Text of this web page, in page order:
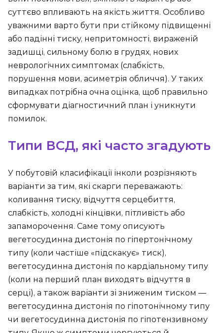
суттєво впливають на якість життя. Особливо
уважними варто бути при стійкому підвищенні
або падінні тиску, непритомності, вираженій
задишці, сильному болю в грудях, нових
неврологічних симптомах (слабкість,
порушення мови, асиметрія обличчя). У таких
випадках потрібна очна оцінка, щоб правильно
сформувати діагностичний план і уникнути
помилок.
Типи ВСД, які часто згадують
У побутовій класифікації інколи розрізняють
варіанти за тим, які скарги переважають:
коливання тиску, відчуття серцебиття,
слабкість, холодні кінцівки, пітливість або
запаморочення. Саме тому описують
вегетосудинна дистонія по гіпертонічному
типу (коли частіше «підскакує» тиск),
вегетосудинна дистонія по кардіальному типу
(коли на перший план виходять відчуття в
серці), а також варіанти зі зниженим тиском —
вегетосудинна дистонія по гіпотонічному типу
чи вегетосудинна дистонія по гіпотензивному